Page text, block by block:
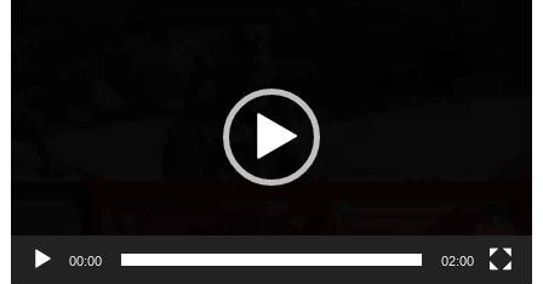
00:00 02:00